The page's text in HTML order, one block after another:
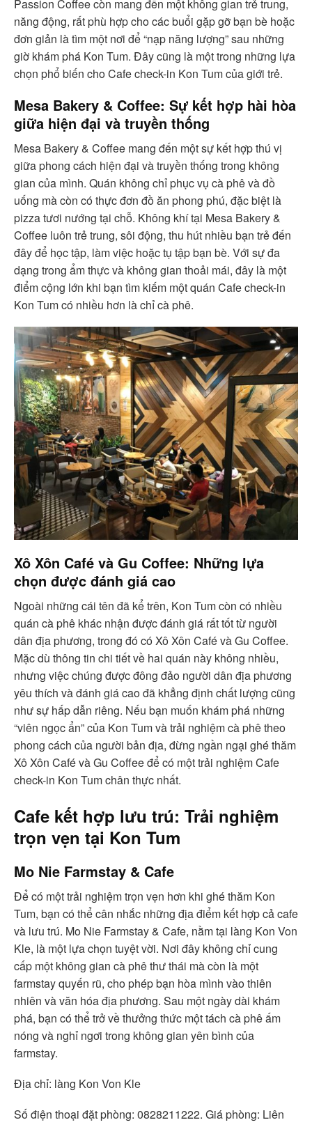
Passion Coffee còn mang đến một không gian trẻ trung,
năng động, rất phù hợp cho các buổi gặp gỡ bạn bè hoặc
đơn giản là tìm một nơi để “nạp năng lượng” sau những
giờ khám phá Kon Tum. Đây cũng là một trong những lựa
chọn phổ biến cho Cafe check-in Kon Tum của giới trẻ.
Mesa Bakery & Coffee: Sự kết hợp hài hòa
giữa hiện đại và truyền thống
Mesa Bakery & Coffee mang đến một sự kết hợp thú vị
giữa phong cách hiện đại và truyền thống trong không
gian của mình. Quán không chỉ phục vụ cà phê và đồ
uống mà còn có thực đơn đồ ăn phong phú, đặc biệt là
pizza tươi nướng tại chỗ. Không khí tại Mesa Bakery &
Coffee luôn trẻ trung, sôi động, thu hút nhiều bạn trẻ đến
đây để học tập, làm việc hoặc tụ tập bạn bè. Với sự đa
dạng trong ẩm thực và không gian thoải mái, đây là một
điểm cộng lớn khi bạn tìm kiếm một quán Cafe check-in
Kon Tum có nhiều hơn là chỉ cà phê.
Xô Xôn Café và Gu Coffee: Những lựa
chọn được đánh giá cao
Ngoài những cái tên đã kể trên, Kon Tum còn có nhiều
quán cà phê khác nhận được đánh giá rất tốt từ người
dân địa phương, trong đó có Xô Xôn Café và Gu Coffee.
Mặc dù thông tin chi tiết về hai quán này không nhiều,
nhưng việc chúng được đông đảo người dân địa phương
yêu thích và đánh giá cao đã khẳng định chất lượng cũng
như sự hấp dẫn riêng. Nếu bạn muốn khám phá những
“viên ngọc ẩn” của Kon Tum và trải nghiệm cà phê theo
phong cách của người bản địa, đừng ngần ngại ghé thăm
Xô Xôn Café và Gu Coffee để có một trải nghiệm Cafe
check-in Kon Tum chân thực nhất.
Cafe kết hợp lưu trú: Trải nghiệm
trọn vẹn tại Kon Tum
Mo Nie Farmstay & Cafe
Để có một trải nghiệm trọn vẹn hơn khi ghé thăm Kon
Tum, bạn có thể cân nhắc những địa điểm kết hợp cả cafe
và lưu trú. Mo Nie Farmstay & Cafe, nằm tại làng Kon Von
Kle, là một lựa chọn tuyệt vời. Nơi đây không chỉ cung
cấp một không gian cà phê thư thái mà còn là một
farmstay quyến rũ, cho phép bạn hòa mình vào thiên
nhiên và văn hóa địa phương. Sau một ngày dài khám
phá, bạn có thể trở về thưởng thức một tách cà phê ấm
nóng và nghỉ ngơi trong không gian yên bình của
farmstay.
Địa chỉ: làng Kon Von Kle
Số điện thoại đặt phòng: 0828211222. Giá phòng: Liên